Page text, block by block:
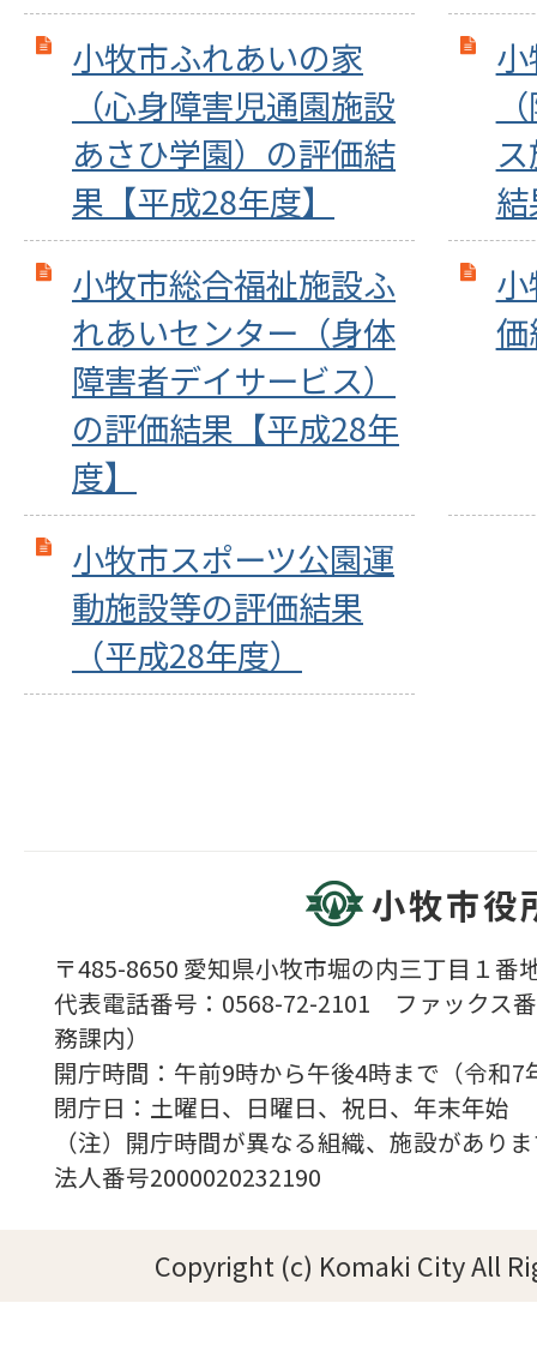
小牧市ふれあいの家
（心身障害児通園施設
あさひ学園）の評価結
果【平成28年度】
小牧市総合福祉施設ふ
れあいセンター（身体
障害者デイサービス）
の評価結果【平成28年
度】
小牧市スポーツ公園運
動施設等の評価結果
（平成28年度）
小牧市役
〒485-8650 愛知県小牧市堀の内三丁目１番
代表電話番号：0568-72-2101 ファックス
務課内）
開庁時間：午前9時から午後4時まで（令
閉庁日：土曜日、日曜日、祝日、年末年始
（注）開庁時間が異なる組織、施設があり
法人番号2000020232190
Copyright (c) Komaki City All